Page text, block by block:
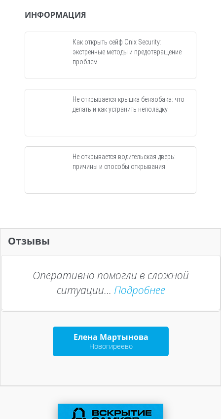
ИНФОРМАЦИЯ
Как открыть сейф Onix Security:
экстренные методы и предотвращение
проблем
Не открывается крышка бензобака: что
делать и как устранить неполадку
Не открывается водительская дверь:
причины и способы открывания
Отзывы
Оперативно помогли в сложной
ситуации... Подробнее
Елена Мартынова
Новогиреево